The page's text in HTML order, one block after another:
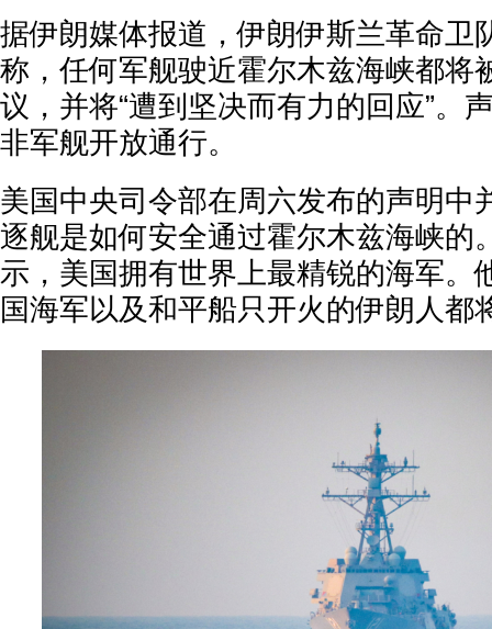
据伊朗媒体报道，伊朗伊斯兰革命卫
称，任何军舰驶近霍尔木兹海峡都将
议，并将“遭到坚决而有力的回应”。
非军舰开放通行。
美国中央司令部在周六发布的声明中
逐舰是如何安全通过霍尔木兹海峡的
示，美国拥有世界上最精锐的海军。
国海军以及和平船只开火的伊朗人都